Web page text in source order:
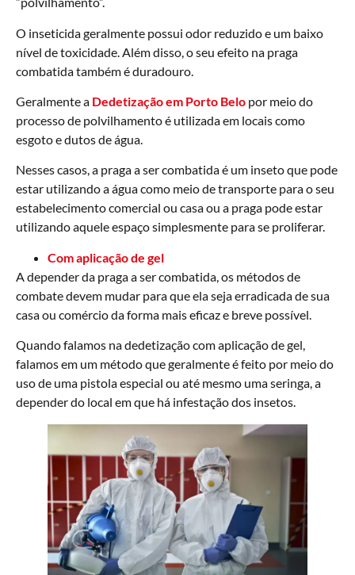
O inseticida geralmente possui odor reduzido e um baixo
nível de toxicidade. Além disso, o seu efeito na praga
combatida também é duradouro.
Geralmente a Dedetização em Porto Belo por meio do
processo de polvilhamento é utilizada em locais como
esgoto e dutos de água.
Nesses casos, a praga a ser combatida é um inseto que pode
estar utilizando a água como meio de transporte para o seu
estabelecimento comercial ou casa ou a praga pode estar
utilizando aquele espaço simplesmente para se proliferar.
Com aplicação de gel
A depender da praga a ser combatida, os métodos de
combate devem mudar para que ela seja erradicada de sua
casa ou comércio da forma mais eficaz e breve possível.
Quando falamos na dedetização com aplicação de gel,
falamos em um método que geralmente é feito por meio do
uso de uma pistola especial ou até mesmo uma seringa, a
depender do local em que há infestação dos insetos.